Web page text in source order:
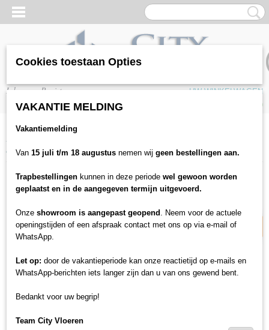
Inloggen Registreren
UW WINKELWAGEN
(0)
Home
dik
Cookies toestaan Opties
VAKANTIE MELDING
Vakantiemelding
Van 15 juli t/m 18 augustus nemen wij geen bestellingen aan.
Trapbestellingen kunnen in deze periode wel gewoon worden
geplaatst en in de aangegeven termijn uitgevoerd.
Onze showroom is aangepast geopend . Neem voor de actuele
openingstijden of een afspraak contact met ons op via e-mail of
WhatsApp.
Let op: door de vakantieperiode kan onze reactietijd op e-mails en
WhatsApp-berichten iets langer zijn dan u van ons gewend bent.
Bedankt voor uw begrip!
Team City Vloeren